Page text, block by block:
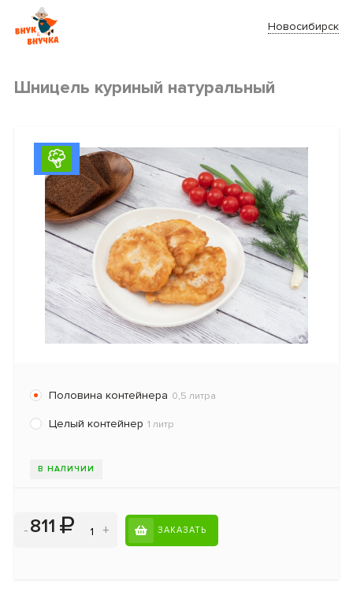
Новосибирск
Шницель куриный натуральный
Половина контейнера 0,5 литра
Целый контейнер 1 литр
В НАЛИЧИИ
- 811 + ЗАКАЗАТЬ